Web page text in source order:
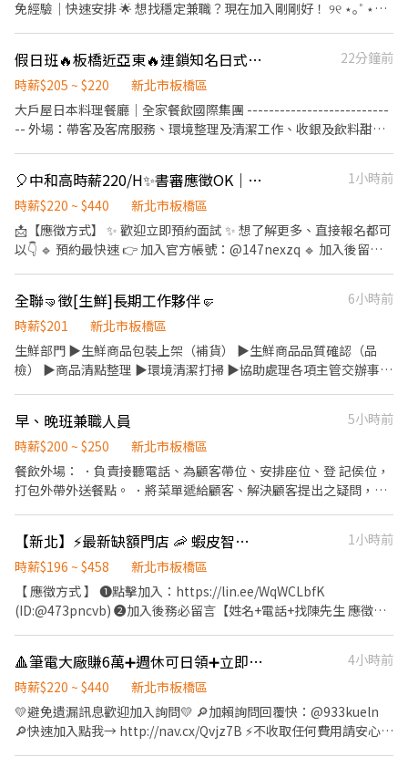
免經驗｜快速安排 🌟 想找穩定兼職？現在加入剛剛好！ ୨୧ ⋆｡˚ ⋆
智取店（約 10 公里內），增加工作熟悉度與經驗 ✨ 工作流程簡
單，無經驗可，專人完整教學！ ୨୧ ⋆｡˚ ⋆ ─────── ⋆ ˚｡⋆ ୨୧
🕒【固定班別｜不用輪班】 ☀️ 早班 07:00–12:00 07:30–12:30 08:00
–13:00 08:30–13:30 💰 時薪214元 - 🌙 晚班 17:30–22:30 18:30–
合 ✔ 短期也歡迎 ୨୧ ⋆｡˚ ⋆ ─────── ⋆ ˚｡⋆ ୨୧ 📍【工作地點】
📦板橋北門 - 智取店 新北市板橋區北門街55號1樓 📦板橋四維 - 智
橋區滿平街75號1樓 📦板橋仁化 - 智取店 新北市板橋區仁化街173
號1樓 📦板橋實踐 - 智取店 新北市板橋區實踐路93巷31號1樓 📦板
橋信義 - 智取店 新北市板橋區信義路150巷10號1樓 📦板橋民權 - 智
取店 新北市板橋區民權路257號1樓 ⭐ 以上皆為無條件店家 ୨୧ ⋆｡˚ ⋆
─────── ⋆ ˚｡⋆ ୨୧ 🎁【福利】 🤍 勞健保、勞退 ⛽ 油資補助
🎉 推薦獎金 📚 完整教育訓練 🚫 無仲介費、無抽成 💰 國定假日雙薪
加倍 ୨୧ ⋆｡˚ ⋆ ─────── ⋆ ˚｡⋆ ୨୧ 🌼｜這份工作適合你｜ ✅ 沒
有機車、沒有駕照也可以 ✅ 想找固定兼職 ✅ 學生、二度就業、兼職
族都歡迎 ✅ 無經驗也能快速上手 ✅可搬10–15公斤 ✅可支援鄰近門
市 ✅短期、兼職都歡迎 ୨୧ ⋆｡˚ ⋆ ─────── ⋆ ˚｡⋆ ୨୧ 📩【立即
應徵】 1️⃣ 填寫履歷 👉 https://reurl.cc/GazaRW 2️⃣ 加入 LIN 👉
https://reurl.cc/lNxbvE ID：@440mente 📌 留言： **「姓名＋電
話＋應徵板橋智取＋找 Mini 專員」** ୨୧ ⋆｡˚ ⋆ ─────── ⋆ ˚｡
⋆ ୨୧ 🚨 名額有限，請先卡位！ 📢 沒有機車、沒有駕照都可以應徵！
假日班🔥板橋近亞東🔥連鎖知名日式定食餐廳#打工也有全勤獎金
22分鐘前
時薪$205 ~ $220
新北市板橋區
大戶屋日本料理餐廳｜全家餐飲國際集團 --------------------------
-- 外場：帶客及客席服務、環境整理及清潔工作、收銀及飲料甜點
班、假日班 ☛國定假日及停班停課日雙倍薪資 ---------------------
------- ▲ 09:00 – 22:30（彈性排班制） ▲ 每日 4–8 小時、每週 3–
5 天 ▲ 排班制 (依照各門市營運時間為主) ▲ 可預支薪資：日領／周
領 ---------------------------- 注意!!!!! 全台北中南都有分店，歡迎
詢問!!!! ☞直接投履歷立即為您安排面試☜ ☎加好友：✂✂截圖詢問
🎈中和高時薪220/H✨書審應徵OK｜冷氣房免穿無塵衣✅周休二日福利好🎁
1小時前
時薪$220 ~ $440
新北市板橋區
📩【應徵方式】 ✨ 歡迎立即預約面試 ✨ 想了解更多、直接報名都可
以👇 🔹 預約最快速 👉 加入官方帳號：@147nexzq 🔹 加入後留
✨ 【電腦 上市櫃】中和招募中！ ✨💻 「超高時薪 日日領1400！」
📍地點：新北市中和區員山路 🌏 全世界堅固型筆電市佔率最高大廠
🏢 日本外商公司｜福利優質穩定！ 🎉 不定時發放獎金！ 🍱 派遣員
工也能一起參加尾牙大餐！ 🌟 職缺優點一覽 🌟 ✅ 冷氣房舒適環境
日、見紅休 🕐 上班時段（含津貼） ☀️ 日班：08:00～17:10 220/H
$38,720起 （✨加班另計！加班多收入更高✨） 🔧 工作內容 🪛 鎖螺
絲、組裝、包裝作業 ➡️ 簡單易學，入門就能上手！ 🎁 公司福利亮
點 🍱 員工餐廳／可購買餐卷 🎂 三節獎金＋尾牙活動 💰 穩定薪資＋
外商環境 🏆 高錄取率、好評不斷
全聯🤜徵[生鮮]長期工作夥伴🤛
6小時前
時薪$201
新北市板橋區
生鮮部門 ▶️生鮮商品包裝上架（補貨） ▶️生鮮商品品質確認（品
檢） ▶️商品清點整理 ▶️環境清潔打掃 ▶️協助處理各項主管交辦事項
早、晚班兼職人員
5小時前
時薪$200 ~ $250
新北市板橋區
餐飲外場： ．負責接聽電話、為顧客帶位、安排座位、登 記侯位，
打包外帶外送餐點。 ．將菜單遞給顧客、解決顧客提出之疑問，並
夾饃、擺盤打料等工作。 負責清理工作環境、設備和餐具。 ．準備
不同餐點所需要的食材。 ．協助測量食材的容量與重量。 ．負責擺
盤、打包外帶服務。
【新北】⚡最新缺額門店 🦐 蝦皮智取/門市 ⚡快速報到
1小時前
時薪$196 ~ $458
新北市板橋區
【 應徵方式 】 ❶點擊加入：https://lin.ee/WqWCLbfK
(ID:@473pncvb) ❷加入後務必留言【姓名+電話+找陳先生 應徵新
資 $214-244/hr+(晚班獎金 20 /夜班獎金 40) ✦工作內容-不需顧客
服務 1.包裹搬運、理貨(搬物流箱10~15公斤不等) 2.維持門市作業區
環境、清潔 3.配合單日跑點(1~5間門市) 🔔需自備機車、駕照 ✦工作
時間 (日排2~5hr依實際情況而定) ⭕缺額門市、班別如下方⭕ 固定
早班 07:00-13:30、08:30-13:30 固定晚班 17:30-23:30、18:30-
🔺筆電大廠賺6萬➕週休可日領➕立即上班❤️日商品牌大廠❤️簡易組包裝🔥高錄取率🥰
4小時前
時薪$220 ~ $440
新北市板橋區
💛避免遺漏訊息歡迎加入詢問💛 🔎加賴詢問回覆快：@933kueln
🔎快速加入點我→ http://nav.cx/Qvjz7B ⚡不收取任何費用請安心詢